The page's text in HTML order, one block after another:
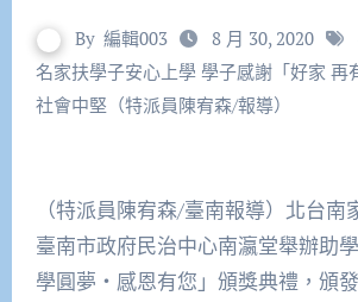
By 編輯003 8 月 30, 2020
名家扶學子安心上學 學子感謝「好家 再
社會中堅（特派員陳宥森/報導）
（特派員陳宥森/臺南報導）北台南家扶今(30)日在
臺南市政府民治中心南瀛堂舉辦助
學圓夢‧感恩有您」頒獎典禮，頒